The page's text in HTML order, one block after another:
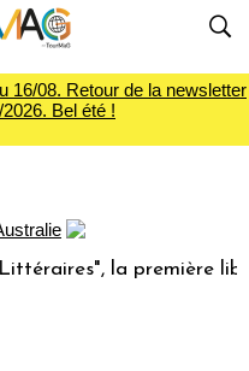
16/08. Retour de la newsletter
Bel été !
la première